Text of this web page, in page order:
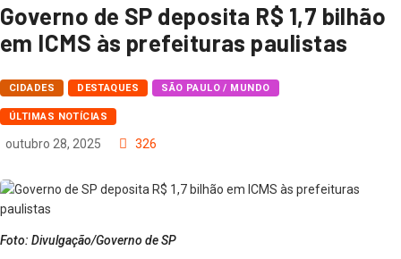
Governo de SP deposita R$ 1,7 bilhão
em ICMS às prefeituras paulistas
CIDADES DESTAQUES SÃO PAULO / MUNDO
ÚLTIMAS NOTÍCIAS
outubro 28, 2025 326
Foto: Divulgação/Governo de SP